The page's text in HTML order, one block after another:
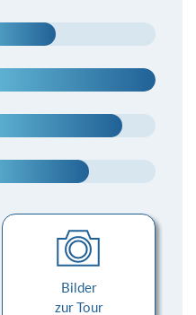
Bilder
zur Tour